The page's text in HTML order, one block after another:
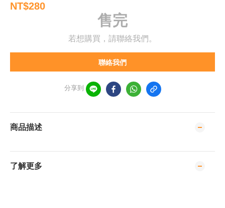
NT$280
售完
若想購買，請聯絡我們。
聯絡我們
分享到
商品描述
了解更多